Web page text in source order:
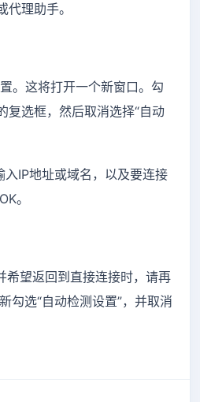
理助手。
这将打开一个新窗口。勾
复选框，然后取消选择“自动
地址或域名，以及要连接
。
望返回到直接连接时，请再
勾选“自动检测设置”，并取消